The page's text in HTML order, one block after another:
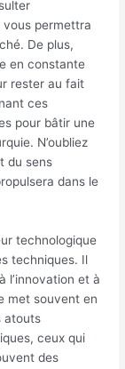
vous permettra
De plus,
en constante
rester au fait
ces
pour bâtir une
N’oubliez
du sens
dans le
technologique
techniques. Il
l’innovation et à
met souvent en
atouts
ceux qui
des